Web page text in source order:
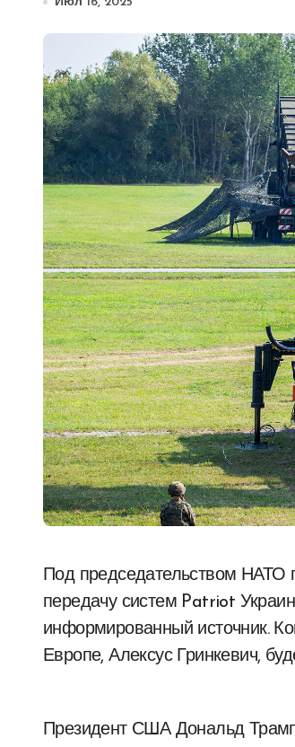
Под председательством НАТО планируется провести встречу 23 июля, чтобы обсудить
передачу систем Patriot
информированный источник.
Европе, Алексус Гринкевич,
Президент США Дональд